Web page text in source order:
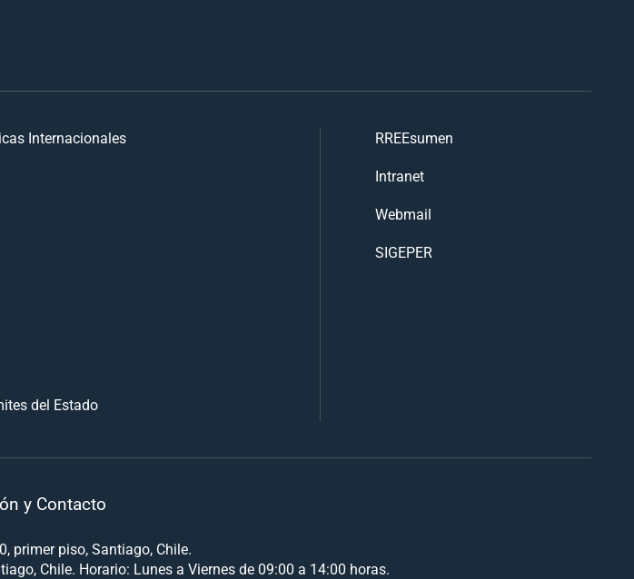
Internacionales
del Estado
RREEsumen
Intranet
Webmail
SIGEPER
y Contacto
primer piso, Santiago, Chile.
Chile. Horario: Lunes a Viernes de 09:00 a 14:00 horas.